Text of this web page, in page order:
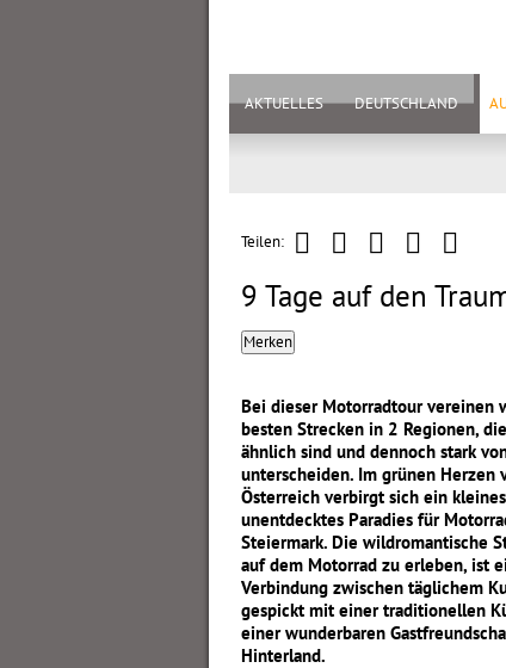
AKTUELLES DEUTSCHLAND
Teilen:
9 Tage auf den
Merken
Bei dieser Motorradtour vereinen
besten Strecken in 2 Regionen,
ähnlich sind und dennoch stark
unterscheiden. Im grünen Herzen
Österreich verbirgt sich ein
unentdecktes Paradies für
Steiermark. Die wildromantische
auf dem Motorrad zu erleben, ist
Verbindung zwischen täglichem
gespickt mit einer traditionellen
einer wunderbaren
Hinterland.